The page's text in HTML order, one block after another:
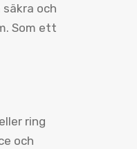
och
Som ett
ring
och